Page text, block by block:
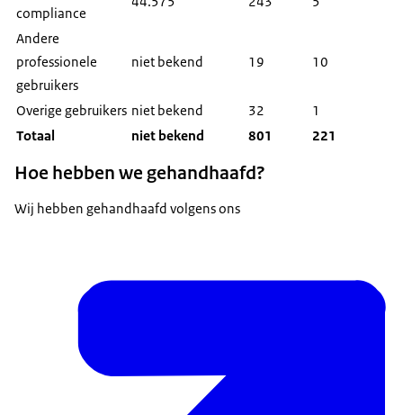
compliance
Andere
professionele
gebruikers
niet bekend 19 10
Overige gebruikers niet bekend 32
1
Totaal
niet bekend 801 221
Hoe hebben we gehandhaafd?
Wij hebben gehandhaafd volgens ons